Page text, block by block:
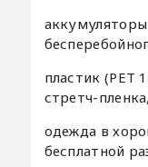
пластик (PET
стретч-
одежда в
бесплатной